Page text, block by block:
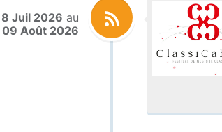
Juil 2026 au
09 Août 2026